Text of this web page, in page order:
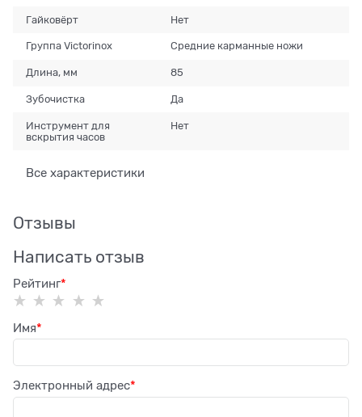
Гайковёрт Нет
Группа Victorinox Средние карманные ножи
Длина, мм 85
Зубочистка Да
Инструмент для
вскрытия часов
Нет
Все характеристики
Отзывы
Написать отзыв
Рейтинг
Имя
Электронный адрес